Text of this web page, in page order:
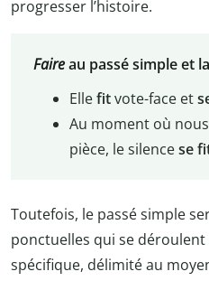
progresser l’histoire.
Faireau passé simple et
Ellefitvote-face et
Au moment où nous
pièce, le silencese
Toutefois, le passé simple
ponctuelles qui se
spécifique, délimité au